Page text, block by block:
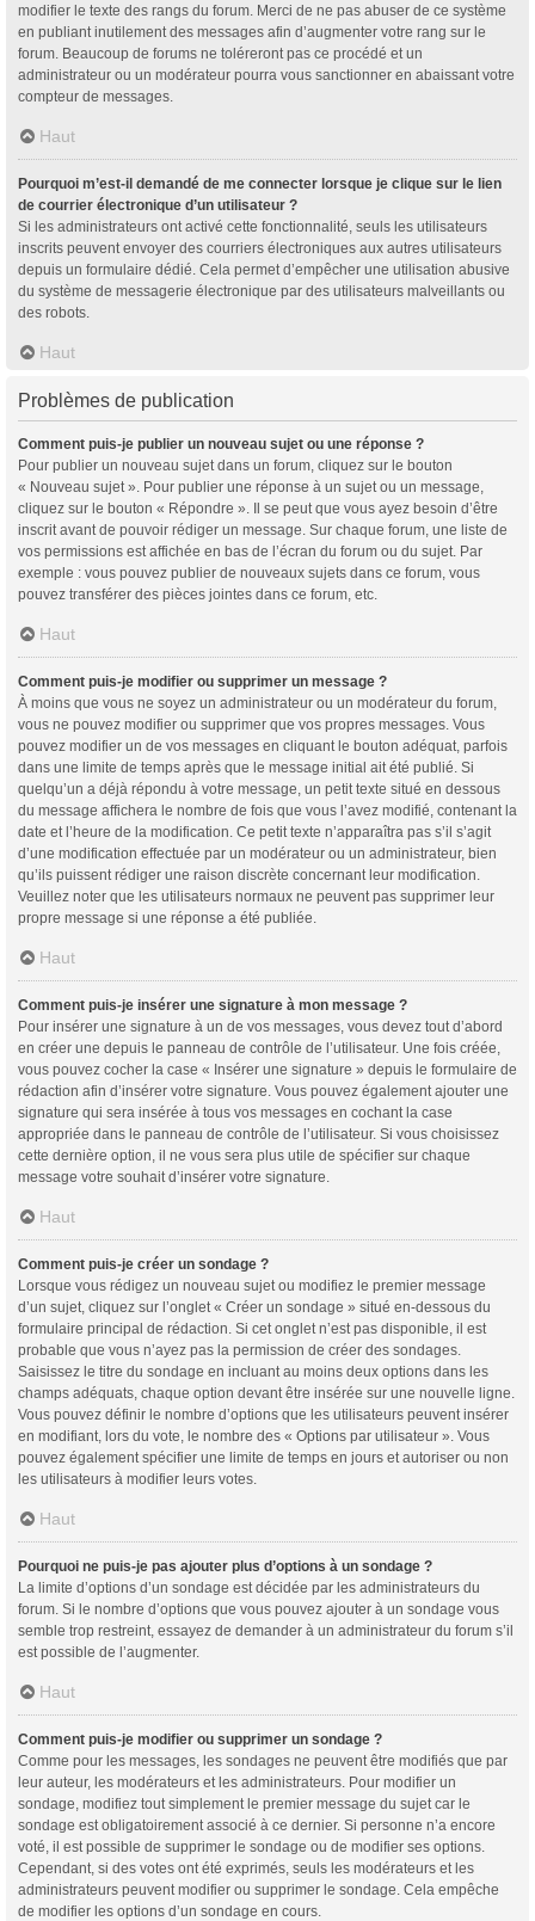
modifier le texte des rangs du forum. Merci de ne pas abuser de ce système
en publiant inutilement des messages afin d’augmenter votre rang sur le
forum. Beaucoup de forums ne toléreront pas ce procédé et un
administrateur ou un modérateur pourra vous sanctionner en abaissant votre
compteur de messages.
Haut
Pourquoi m’est-il demandé de me connecter lorsque je clique sur le lien
de courrier électronique d’un utilisateur ?
Si les administrateurs ont activé cette fonctionnalité, seuls les utilisateurs
inscrits peuvent envoyer des courriers électroniques aux autres utilisateurs
depuis un formulaire dédié. Cela permet d’empêcher une utilisation abusive
du système de messagerie électronique par des utilisateurs malveillants ou
des robots.
Haut
Problèmes de publication
Comment puis-je publier un nouveau sujet ou une réponse ?
Pour publier un nouveau sujet dans un forum, cliquez sur le bouton
« Nouveau sujet ». Pour publier une réponse à un sujet ou un message,
cliquez sur le bouton « Répondre ». Il se peut que vous ayez besoin d’être
inscrit avant de pouvoir rédiger un message. Sur chaque forum, une liste de
vos permissions est affichée en bas de l’écran du forum ou du sujet. Par
exemple : vous pouvez publier de nouveaux sujets dans ce forum, vous
pouvez transférer des pièces jointes dans ce forum, etc.
Haut
Comment puis-je modifier ou supprimer un message ?
À moins que vous ne soyez un administrateur ou un modérateur du forum,
vous ne pouvez modifier ou supprimer que vos propres messages. Vous
pouvez modifier un de vos messages en cliquant le bouton adéquat, parfois
dans une limite de temps après que le message initial ait été publié. Si
quelqu’un a déjà répondu à votre message, un petit texte situé en dessous
du message affichera le nombre de fois que vous l’avez modifié, contenant la
date et l’heure de la modification. Ce petit texte n’apparaîtra pas s’il s’agit
d’une modification effectuée par un modérateur ou un administrateur, bien
qu’ils puissent rédiger une raison discrète concernant leur modification.
Veuillez noter que les utilisateurs normaux ne peuvent pas supprimer leur
propre message si une réponse a été publiée.
Haut
Comment puis-je insérer une signature à mon message ?
Pour insérer une signature à un de vos messages, vous devez tout d’abord
en créer une depuis le panneau de contrôle de l’utilisateur. Une fois créée,
vous pouvez cocher la case « Insérer une signature » depuis le formulaire de
rédaction afin d’insérer votre signature. Vous pouvez également ajouter une
signature qui sera insérée à tous vos messages en cochant la case
appropriée dans le panneau de contrôle de l’utilisateur. Si vous choisissez
cette dernière option, il ne vous sera plus utile de spécifier sur chaque
message votre souhait d’insérer votre signature.
Haut
Comment puis-je créer un sondage ?
Lorsque vous rédigez un nouveau sujet ou modifiez le premier message
d’un sujet, cliquez sur l’onglet « Créer un sondage » situé en-dessous du
formulaire principal de rédaction. Si cet onglet n’est pas disponible, il est
probable que vous n’ayez pas la permission de créer des sondages.
Saisissez le titre du sondage en incluant au moins deux options dans les
champs adéquats, chaque option devant être insérée sur une nouvelle ligne.
Vous pouvez définir le nombre d’options que les utilisateurs peuvent insérer
en modifiant, lors du vote, le nombre des « Options par utilisateur ». Vous
pouvez également spécifier une limite de temps en jours et autoriser ou non
les utilisateurs à modifier leurs votes.
Haut
Pourquoi ne puis-je pas ajouter plus d’options à un sondage ?
La limite d’options d’un sondage est décidée par les administrateurs du
forum. Si le nombre d’options que vous pouvez ajouter à un sondage vous
semble trop restreint, essayez de demander à un administrateur du forum s’il
est possible de l’augmenter.
Haut
Comment puis-je modifier ou supprimer un sondage ?
Comme pour les messages, les sondages ne peuvent être modifiés que par
leur auteur, les modérateurs et les administrateurs. Pour modifier un
sondage, modifiez tout simplement le premier message du sujet car le
sondage est obligatoirement associé à ce dernier. Si personne n’a encore
voté, il est possible de supprimer le sondage ou de modifier ses options.
Cependant, si des votes ont été exprimés, seuls les modérateurs et les
administrateurs peuvent modifier ou supprimer le sondage. Cela empêche
de modifier les options d’un sondage en cours.